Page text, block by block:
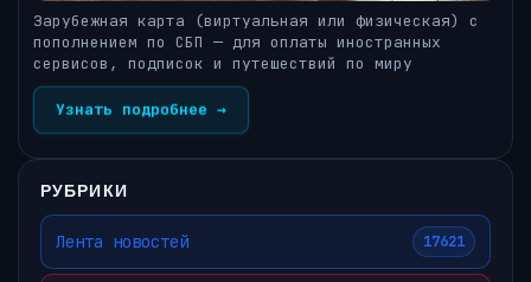
Зарубежная карта (виртуальная или физическая) с
пополнением по СБП — для оплаты иностранных
сервисов, подписок и путешествий по миру
Узнать подробнее →
РУБРИКИ
Лента новостей 17621